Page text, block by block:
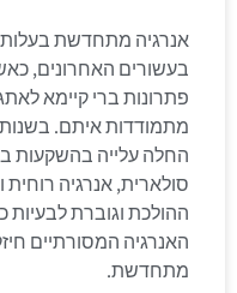
אנרגיה מתחדשת
בעשורים האחרונים,
פתרונות ברי קיימא
החלה עלייה בהשקעות
סולארית, אנרגיה
ההולכת וגוברת לבעיות
האנרגיה המסורתיים
מתחדשת.